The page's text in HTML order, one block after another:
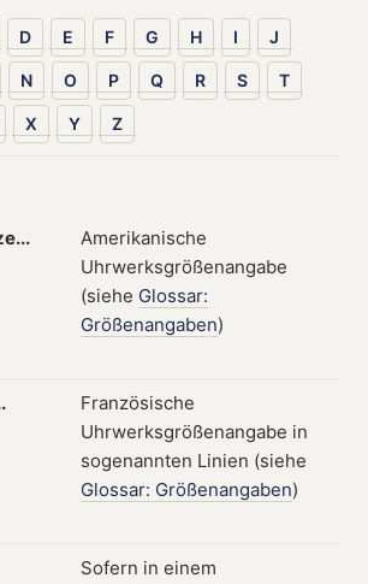
D E F G H I J
N O P Q R S T
X Y Z
Amerikanische
Uhrwerksgrößenangabe
(siehe Glossar:
Größenangaben)
Französische
Uhrwerksgrößenangabe in
sogenannten Linien (siehe
Glossar: Größenangaben)
Sofern in einem